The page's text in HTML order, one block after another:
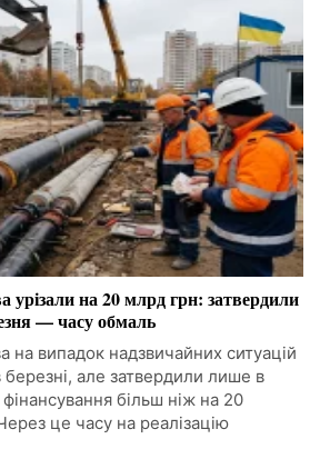
урізали на 20 млрд грн: затвердили
— часу обмаль
на випадок надзвичайних ситуацій
але затвердили лише в
більш ніж на 20
це часу на реалізацію